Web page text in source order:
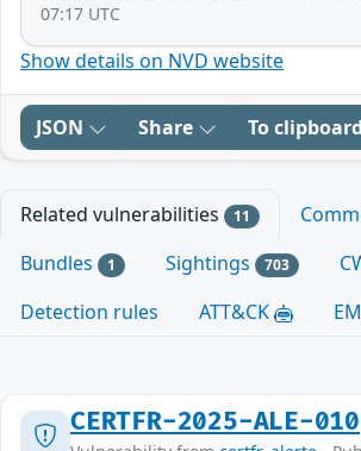
07:17 UTC
Show details on NVD website
JSON Share To clipboard
Related vulnerabilities 11
Bundles 1 Sightings 703
Detection rules
ATT&CK
CERTFR-2025-ALE-010